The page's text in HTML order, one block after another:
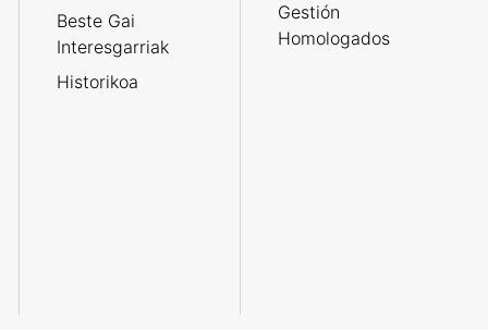
Beste Gai
Interesgarriak
Historikoa
Gestión
Homologados